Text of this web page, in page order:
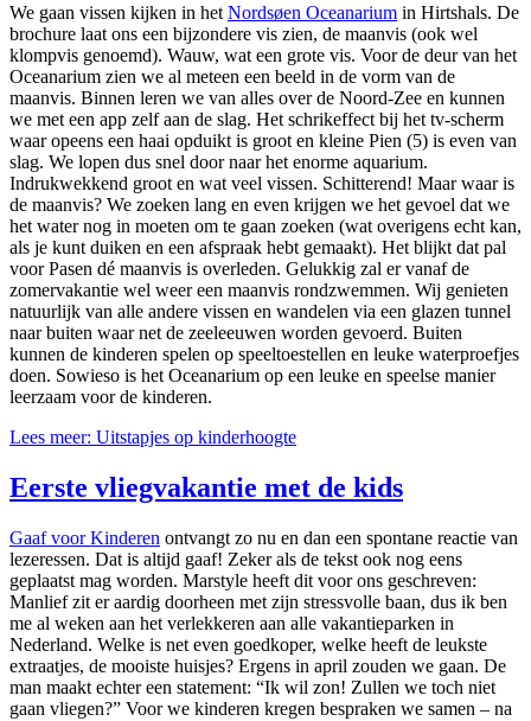
We gaan vissen kijken in het Nordsøen Oceanarium in Hirtshals. De
brochure laat ons een bijzondere vis zien, de maanvis (ook wel
klompvis genoemd). Wauw, wat een grote vis. Voor de deur van het
Oceanarium zien we al meteen een beeld in de vorm van de
maanvis. Binnen leren we van alles over de Noord-Zee en kunnen
we met een app zelf aan de slag. Het schrikeffect bij het tv-scherm
waar opeens een haai opduikt is groot en kleine Pien (5) is even van
slag. We lopen dus snel door naar het enorme aquarium.
Indrukwekkend groot en wat veel vissen. Schitterend! Maar waar is
de maanvis? We zoeken lang en even krijgen we het gevoel dat we
het water nog in moeten om te gaan zoeken (wat overigens echt kan,
als je kunt duiken en een afspraak hebt gemaakt). Het blijkt dat pal
voor Pasen dé maanvis is overleden. Gelukkig zal er vanaf de
zomervakantie wel weer een maanvis rondzwemmen. Wij genieten
natuurlijk van alle andere vissen en wandelen via een glazen tunnel
naar buiten waar net de zeeleeuwen worden gevoerd. Buiten
kunnen de kinderen spelen op speeltoestellen en leuke waterproefjes
doen. Sowieso is het Oceanarium op een leuke en speelse manier
leerzaam voor de kinderen.
Lees meer: Uitstapjes op kinderhoogte
Eerste vliegvakantie met de kids
Gaaf voor Kinderen ontvangt zo nu en dan een spontane reactie van
lezeressen. Dat is altijd gaaf! Zeker als de tekst ook nog eens
geplaatst mag worden. Marstyle heeft dit voor ons geschreven:
Manlief zit er aardig doorheen met zijn stressvolle baan, dus ik ben
me al weken aan het verlekkeren aan alle vakantieparken in
Nederland. Welke is net even goedkoper, welke heeft de leukste
extraatjes, de mooiste huisjes? Ergens in april zouden we gaan. De
man maakt echter een statement: “Ik wil zon! Zullen we toch niet
gaan vliegen?” Voor we kinderen kregen bespraken we samen – na